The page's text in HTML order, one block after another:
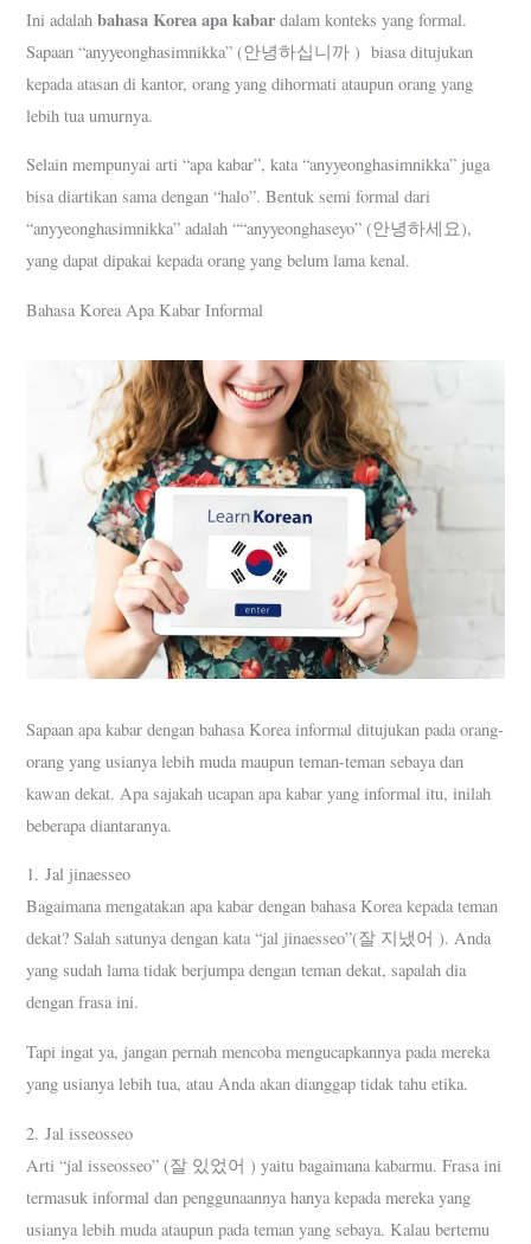
Ini adalahbahasa Korea apa kabar dalam konteks yang formal.
Sapaan “anyyeonghasimnikka” (안녕하십니까 ) biasa ditujukan
kepada atasan di kantor, orang yang dihormati ataupun orang yang
lebih tua umurnya.
Selain mempunyai arti “apa kabar”, kata “anyyeonghasimnikka” juga
bisa diartikan sama dengan “halo”. Bentuk semi formal dari
“anyyeonghasimnikka” adalah ““anyyeonghaseyo” (안녕하세요),
yang dapat dipakai kepada orang yang belum lama kenal.
Bahasa Korea Apa Kabar Informal
Sapaan apa kabar dengan bahasa Korea informal ditujukan pada orang-
orang yang usianya lebih muda maupun teman-teman sebaya dan
kawan dekat. Apa sajakah ucapan apa kabar yang informal itu, inilah
beberapa diantaranya.
1. Jal jinaesseo
Bagaimana mengatakan apa kabar dengan bahasa Korea kepada teman
dekat? Salah satunya dengan kata “jal jinaesseo”(잘 지냈어 ). Anda
yang sudah lama tidak berjumpa dengan teman dekat, sapalah dia
dengan frasa ini.
Tapi ingat ya, jangan pernah mencoba mengucapkannya pada mereka
yang usianya lebih tua, atau Anda akan dianggap tidak tahu etika.
2. Jal isseosseo
Arti “jal isseosseo” (잘 있었어 ) yaitu bagaimana kabarmu. Frasa ini
termasuk informal dan penggunaannya hanya kepada mereka yang
usianya lebih muda ataupun pada teman yang sebaya. Kalau bertemu